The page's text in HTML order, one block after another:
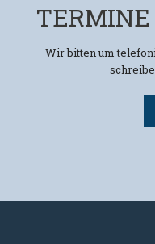
TERMINE
Wir bitten um